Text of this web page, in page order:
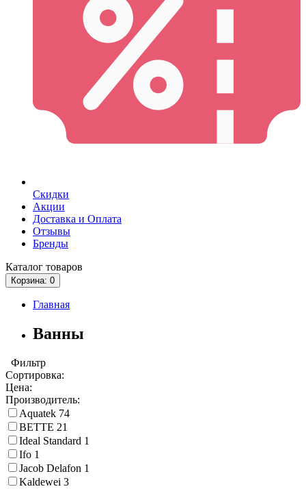
Скидки
Акции
Доставка и Оплата
Отзывы
Бренды
Каталог товаров
Корзина: 0
Главная
Ванны
Фильтр
Сортировка:
Цена:
Производитель:
Aquatek 74
BETTE 21
Ideal Standard 1
Ifo 1
Jacob Delafon 1
Kaldewei 3